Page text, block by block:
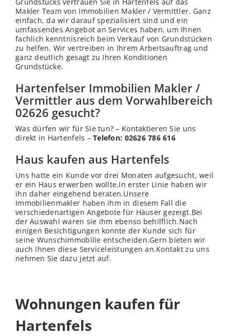
Grundstücks vertrauen Sie in Hartenfels auf das
Makler Team von Immobilien Makler / Vermittler. Ganz
einfach, da wir darauf spezialisiert sind und ein
umfassendes Angebot an Services haben, um Ihnen
fachlich kenntnisreich beim Verkauf von Grundstücken
zu helfen. Wir vertreiben in Ihrem Arbeitsauftrag und
ganz deutlich gesagt zu Ihren Konditionen
Grundstücke.
Hartenfelser Immobilien Makler /
Vermittler aus dem Vorwahlbereich
02626 gesucht?
Was dürfen wir für Sie tun? – Kontaktieren Sie uns
direkt in Hartenfels –Telefon: 02626 786 616
Haus kaufen aus Hartenfels
Uns hatte ein Kunde vor drei Monaten aufgesucht, weil
er ein Haus erwerben wollte.In erster Linie haben wir
ihn daher eingehend beraten.Unsere
Immobilienmakler haben ihm in diesem Fall die
verschiedenartigen Angebote für Häuser gezeigt.Bei
der Auswahl waren sie ihm ebenso behilflich.Nach
einigen Besichtigungen konnte der Kunde sich für
seine Wunschimmobilie entscheiden.Gern bieten wir
auch Ihnen diese Serviceleistungen an.Kontakt zu uns
nehmen Sie dazu jetzt auf.
Wohnungen kaufen für
Hartenfels